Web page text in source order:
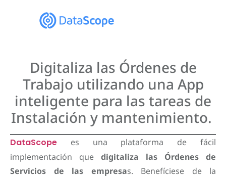
Digitaliza las Órdenes de
Trabajo utilizando una App
inteligente para las tareas de
Instalación y mantenimiento.
DataScope es una plataforma de fácil
implementación que digitaliza las Órdenes de
Servicios de las empresas. Benefíciese de la